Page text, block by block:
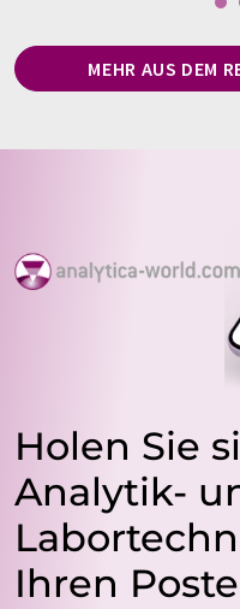
MEHR AUS DEM
Holen Sie
Analytik-
Ihren